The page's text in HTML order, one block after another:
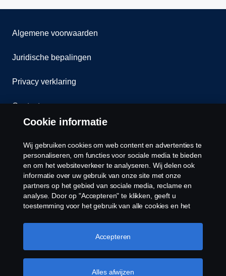
Algemene voorwaarden
Juridische bepalingen
Privacy verklaring
Contact
Cookiebeleid
Cookies
Voorbehouden. Scania Nederland B.V. Postbus
Cookie informatie
Wij gebruiken cookies om web content en advertenties te
personaliseren, om functies voor sociale media te bieden
en om het websiteverkeer te analyseren. Wij delen ook
informatie over uw gebruik van onze site met onze
partners op het gebied van sociale media, reclame en
analyse. Door op "Accepteren" te klikken, geeft u
toestemming voor het gebruik van alle cookies en het
door op "Cookie Instellingen" te klikken en de
categorieën te selecteren die u wilt accepteren. Voor een
Alles afwijzen
Accepteren